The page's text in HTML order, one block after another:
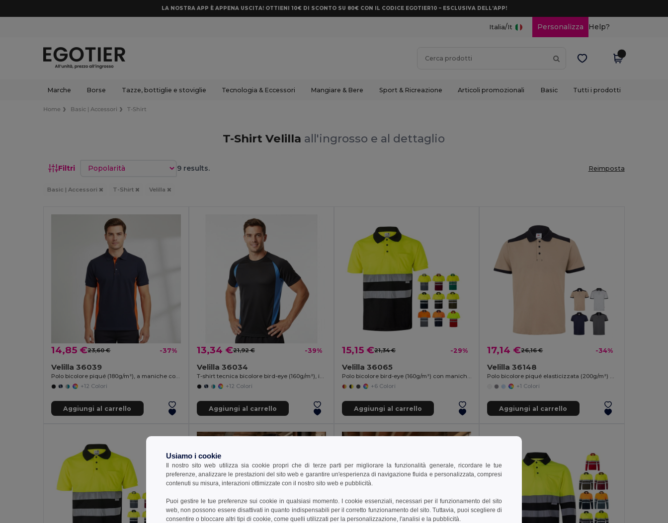
LA NOSTRA APP È APPENA USCITA! OTTIENI 10€ DI SCONTO SU 80€ CON IL CODICE EGOTIER10 – ESCLUSIVA DELL’APP!
Italia/It Personalizza Help?
Marche Borse Tazze, bottiglie e stoviglie Tecnologia & Eccessori Mangiare & Bere Sport & Ricreazione Articoli promozionali Basic Tutti i prodotti
Home Basic | Accessori T-Shirt
T-Shirt Velilla all'ingrosso e al dettaglio
Filtri Ordina per 9 results. Reimposta
Basic | Accessori T-Shirt Velilla
14,85 €23,60 € -37%
Velilla 36039
Polo bicolore piqué (180g/m²), a maniche corte, in cotone (60%) e poliestere (40%)
+12 Colori
Aggiungi al carrello
13,34 €21,92 € -39%
Velilla 36034
T-shirt tecnica bicolore bird-eye (160g/m²), in poliestere (100%)
+12 Colori
Aggiungi al carrello
15,15 €21,34 € -29%
Velilla 36065
Polo bicolore bird-eye (160g/m²) con maniche corte, in poliestere (100%)
+6 Colori
Aggiungi al carrello
17,14 €26,16 € -34%
Velilla 36148
Polo bicolore piqué elasticizzata (200g/m²) con maniche corte, in poliestere (96%) ed elastan (4%)
+1 Colori
Aggiungi al carrello
Usiamo i cookie
Il nostro sito web utilizza sia cookie propri che di terze parti per migliorare la funzionalità generale, ricordare le tue
preferenze, analizzare le prestazioni del sito web e garantire un'esperienza di navigazione fluida e personalizzata, compresi
contenuti su misura, interazioni ottimizzate con il nostro sito web e pubblicità.
Puoi gestire le tue preferenze sui cookie in qualsiasi momento. I cookie essenziali, necessari per il funzionamento del sito
web, non possono essere disattivati in quanto indispensabili per il corretto funzionamento del sito. Tuttavia, puoi scegliere di
consentire o bloccare altri tipi di cookie, come quelli utilizzati per la personalizzazione, l'analisi e la pubblicità.